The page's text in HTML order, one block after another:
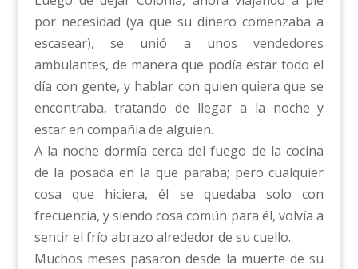
por necesidad (ya que su dinero comenzaba a
escasear), se unió a unos vendedores
ambulantes, de manera que podía estar todo el
día con gente, y hablar con quien quiera que se
encontraba, tratando de llegar a la noche y
estar en compañía de alguien.
A la noche dormía cerca del fuego de la cocina
de la posada en la que paraba; pero cualquier
cosa que hiciera, él se quedaba solo con
frecuencia, y siendo cosa común para él, volvía a
sentir el frío abrazo alrededor de su cuello.
Muchos meses pasaron desde la muerte de su